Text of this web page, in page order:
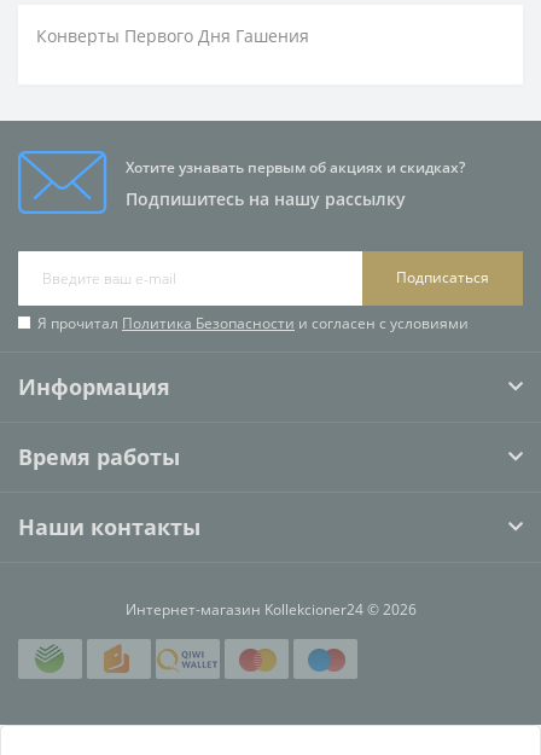
Конверты Первого Дня Гашения
Хотите узнавать первым об акциях и скидках?
Подпишитесь на нашу рассылку
Подписаться
Я прочитал Политика Безопасности и согласен с условиями
Информация
Время работы
Наши контакты
Интернет-магазин Kollekcioner24 © 2026